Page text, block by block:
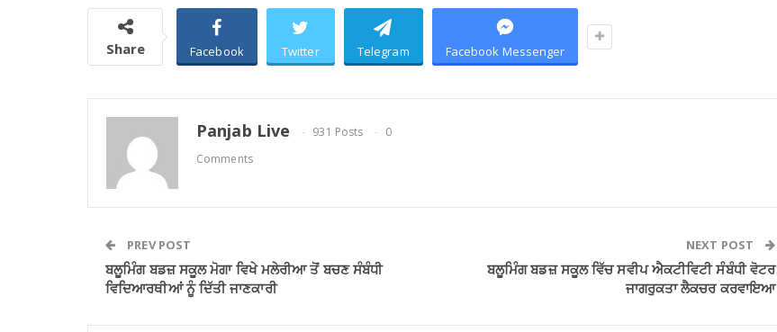
Share Facebook Twitter Telegram Facebook Messenger
Panjab Live 931 Posts
0
Comments
PREV POST
ਬਲੂਮਿੰਗ ਬਡਜ਼ ਸਕੂਲ ਮੋਗਾ ਵਿਖੇ ਮਲੇਰੀਆ ਤੋਂ ਬਚਣ ਸੰਬੰਧੀ
ਵਿਦਿਆਰਥੀਆਂ ਨੂੰ ਦਿੱਤੀ ਜਾਣਕਾਰੀ
NEXT POST
ਬਲੂਮਿੰਗ ਬਡਜ਼ ਸਕੂਲ ਵਿੱਚ ਸਵੀਪ ਐਕਟੀਵਿਟੀ ਸੰਬੰਧੀ ਵੋਟਰ
ਜਾਗਰੁਕਤਾ ਲੈਕਚਰ ਕਰਵਾਇਆ